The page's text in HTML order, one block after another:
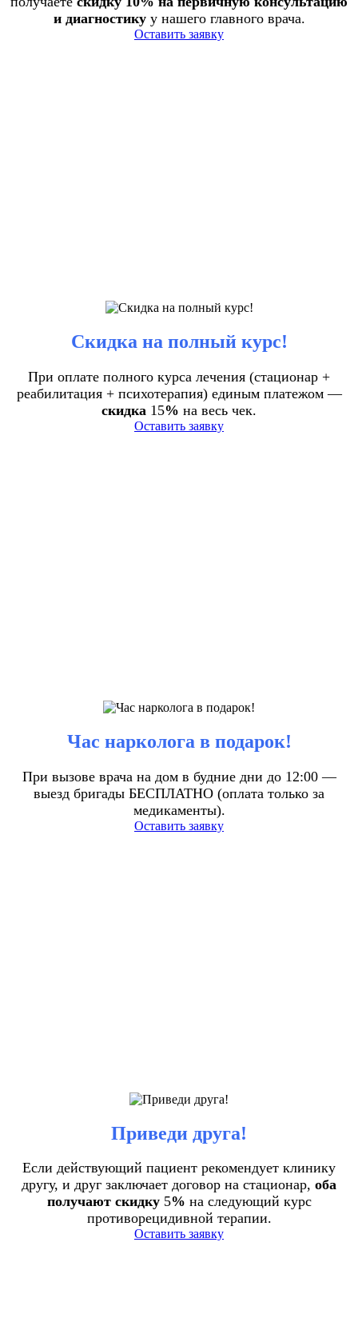
и диагностикуу нашего главного врача.
Оставить заявку
Скидка на полный курс!
При оплате полного курса лечения (стационар +
реабилитация + психотерапия) единым платежом —
скидка 15% на весь чек.
Оставить заявку
Час нарколога в подарок!
При вызове врача на дом в будние дни до 12:00 —
выезд бригады БЕСПЛАТНО (оплата только за
медикаменты).
Оставить заявку
Приведи друга!
Если действующий пациент рекомендует клинику
другу, и друг заключает договор на стационар, оба
получают скидку 5% на следующий курс
противорецидивной терапии.
Оставить заявку